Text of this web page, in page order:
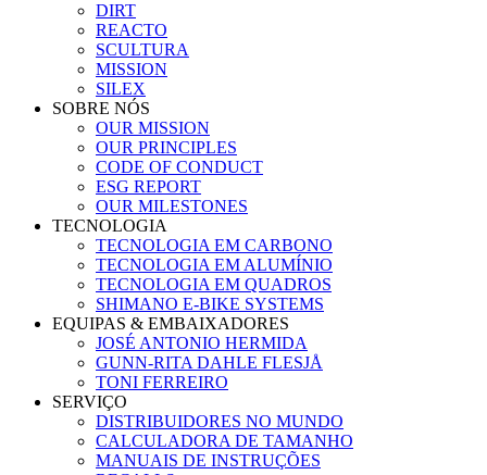
DIRT
REACTO
SCULTURA
MISSION
SILEX
SOBRE NÓS
OUR MISSION
OUR PRINCIPLES
CODE OF CONDUCT
ESG REPORT
OUR MILESTONES
TECNOLOGIA
TECNOLOGIA EM CARBONO
TECNOLOGIA EM ALUMÍNIO
TECNOLOGIA EM QUADROS
SHIMANO E-BIKE SYSTEMS
EQUIPAS & EMBAIXADORES
JOSÉ ANTONIO HERMIDA
GUNN-RITA DAHLE FLESJÅ
TONI FERREIRO
SERVIÇO
DISTRIBUIDORES NO MUNDO
CALCULADORA DE TAMANHO
MANUAIS DE INSTRUÇÕES